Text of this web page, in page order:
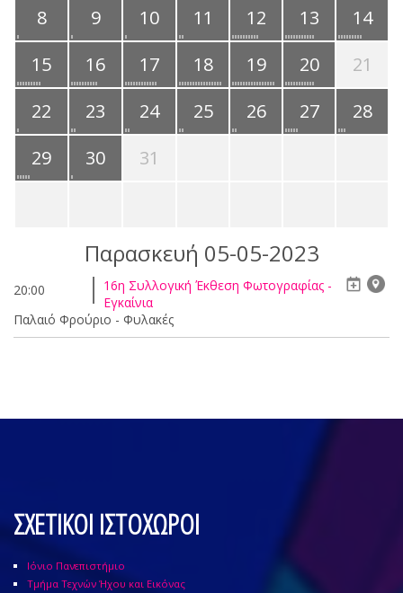
8 9 10 11 12 13
14
15
16 17 18 19 20
21
22
23 24 25 26 27
28
29
30 31
Παρασκευή 05-05-2023
20:00
16η Συλλογική Έκθεση Φωτογραφίας -
Εγκαίνια
Παλαιό Φρούριο - Φυλακές
ΣΧΕΤΙΚΟΙ ΙΣΤΟΧΩΡΟΙ
Ιόνιο Πανεπιστήμιο
Τμήμα Τεχνών Ήχου και Εικόνας